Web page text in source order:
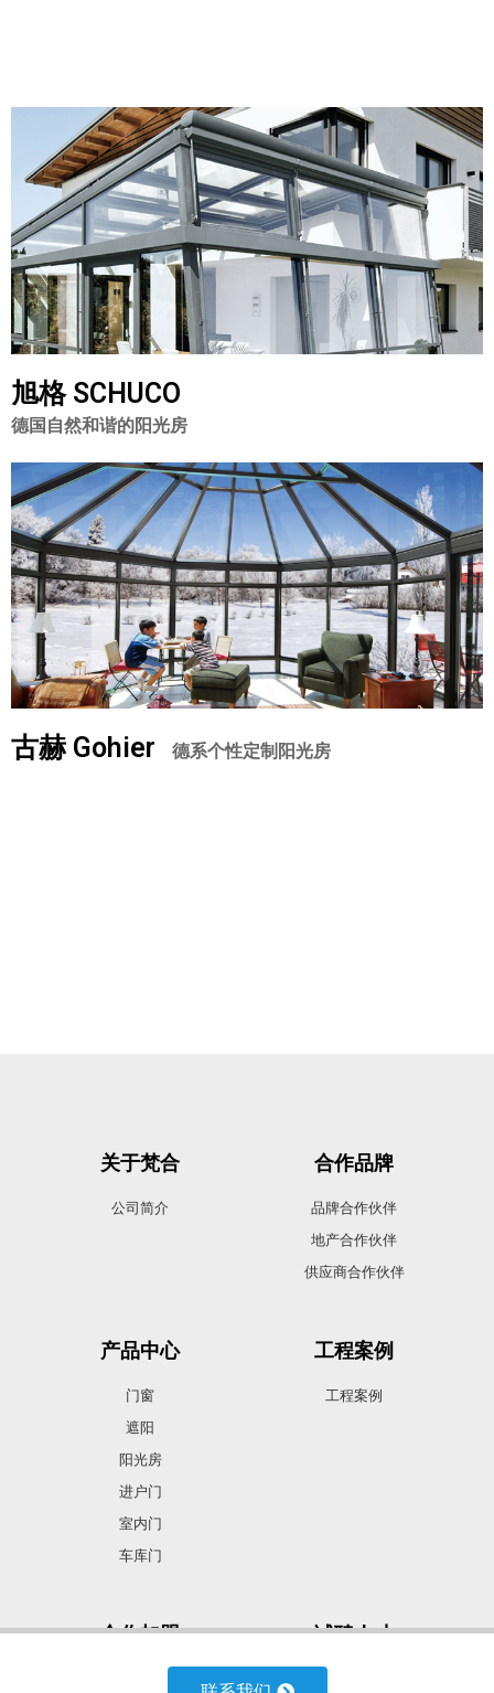
旭格 SCHUCO
德国自然和谐的阳光房
古赫 Gohier 德系个性定制阳光房
关于梵合
公司简介
合作品牌
品牌合作伙伴
地产合作伙伴
供应商合作伙伴
产品中心
门窗
遮阳
阳光房
进户门
室内门
车库门
工程案例
工程案例
合作加盟 诚聘人才